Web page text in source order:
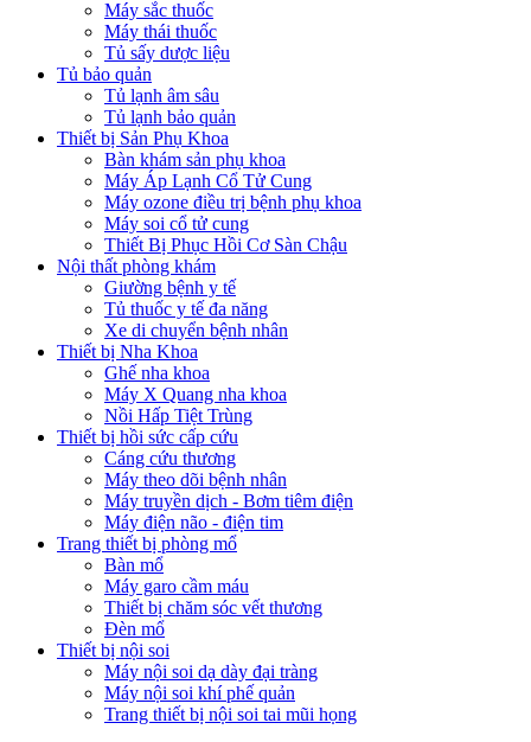
Máy sắc thuốc
Máy thái thuốc
Tủ sấy dược liệu
Tủ bảo quản
Tủ lạnh âm sâu
Tủ lạnh bảo quản
Thiết bị Sản Phụ Khoa
Bàn khám sản phụ khoa
Máy Áp Lạnh Cổ Tử Cung
Máy ozone điều trị bệnh phụ khoa
Máy soi cổ tử cung
Thiết Bị Phục Hồi Cơ Sàn Chậu
Nội thất phòng khám
Giường bệnh y tế
Tủ thuốc y tế đa năng
Xe di chuyển bệnh nhân
Thiết bị Nha Khoa
Ghế nha khoa
Máy X Quang nha khoa
Nồi Hấp Tiệt Trùng
Thiết bị hồi sức cấp cứu
Cáng cứu thương
Máy theo dõi bệnh nhân
Máy truyền dịch - Bơm tiêm điện
Máy điện não - điện tim
Trang thiết bị phòng mổ
Bàn mổ
Máy garo cầm máu
Thiết bị chăm sóc vết thương
Đèn mổ
Thiết bị nội soi
Máy nội soi dạ dày đại tràng
Máy nội soi khí phế quản
Trang thiết bị nội soi tai mũi họng